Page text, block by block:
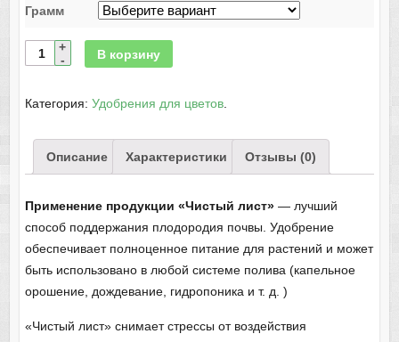
Грамм
В корзину
Категория: Удобрения для цветов.
Описание Характеристики Отзывы (0)
Применение продукции «Чистый лист»— лучший
способ поддержания плодородия почвы. Удобрение
обеспечивает полноценное питание для растений и может
быть использовано в любой системе полива (капельное
орошение, дождевание, гидропоника и т. д. )
«Чистый лист» снимает стрессы от воздействия